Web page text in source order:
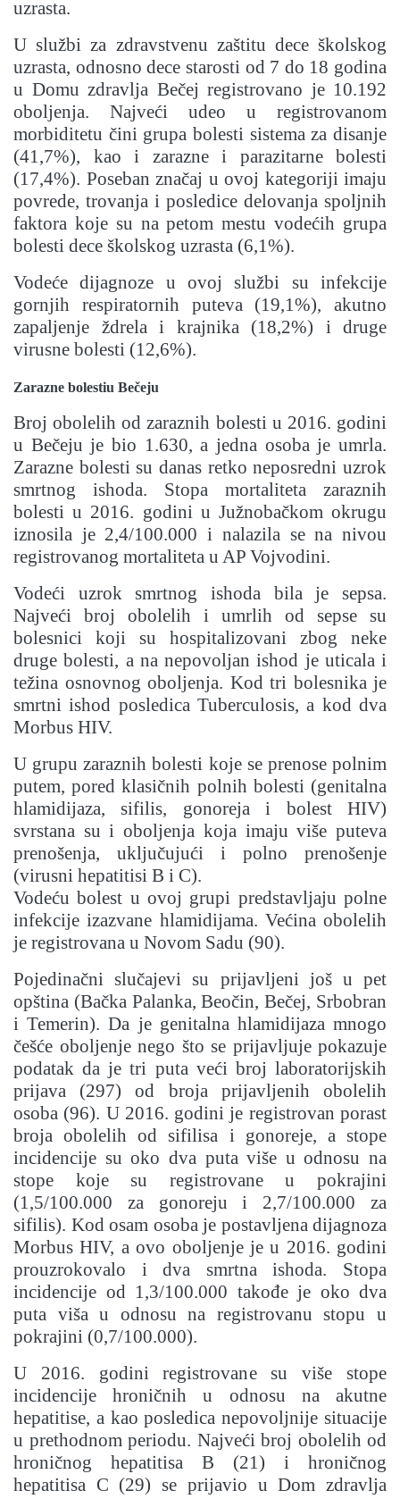
uzrasta.
U službi za zdravstvenu zaštitu dece školskog
uzrasta, odnosno dece starosti od 7 do 18 godina
u Domu zdravlja Bečej registrovano je 10.192
oboljenja. Najveći udeo u registrovanom
morbiditetu čini grupa bolesti sistema za disanje
(41,7%), kao i zarazne i parazitarne bolesti
(17,4%). Poseban značaj u ovoj kategoriji imaju
povrede, trovanja i posledice delovanja spoljnih
faktora koje su na petom mestu vodećih grupa
bolesti dece školskog uzrasta (6,1%).
Vodeće dijagnoze u ovoj službi su infekcije
gornjih respiratornih puteva (19,1%), akutno
zapaljenje ždrela i krajnika (18,2%) i druge
virusne bolesti (12,6%).
Zarazne bolestiu Bečeju
Broj obolelih od zaraznih bolesti u 2016. godini
u Bečeju je bio 1.630, a jedna osoba je umrla.
Zarazne bolesti su danas retko neposredni uzrok
smrtnog ishoda. Stopa mortaliteta zaraznih
bolesti u 2016. godini u Južnobačkom okrugu
iznosila je 2,4/100.000 i nalazila se na nivou
registrovanog mortaliteta u AP Vojvodini.
Vodeći uzrok smrtnog ishoda bila je sepsa.
Najveći broj obolelih i umrlih od sepse su
bolesnici koji su hospitalizovani zbog neke
druge bolesti, a na nepovoljan ishod je uticala i
težina osnovnog oboljenja. Kod tri bolesnika je
smrtni ishod posledica Tuberculosis, a kod dva
Morbus HIV.
U grupu zaraznih bolesti koje se prenose polnim
putem, pored klasičnih polnih bolesti (genitalna
hlamidijaza, sifilis, gonoreja i bolest HIV)
svrstana su i oboljenja koja imaju više puteva
prenošenja, uključujući i polno prenošenje
(virusni hepatitisi B i C).
Vodeću bolest u ovoj grupi predstavljaju polne
infekcije izazvane hlamidijama. Većina obolelih
je registrovana u Novom Sadu (90).
Pojedinačni slučajevi su prijavljeni još u pet
opština (Bačka Palanka, Beočin, Bečej, Srbobran
i Temerin). Da je genitalna hlamidijaza mnogo
češće oboljenje nego što se prijavljuje pokazuje
podatak da je tri puta veći broj laboratorijskih
prijava (297) od broja prijavljenih obolelih
osoba (96). U 2016. godini je registrovan porast
broja obolelih od sifilisa i gonoreje, a stope
incidencije su oko dva puta više u odnosu na
stope koje su registrovane u pokrajini
(1,5/100.000 za gonoreju i 2,7/100.000 za
sifilis). Kod osam osoba je postavljena dijagnoza
Morbus HIV, a ovo oboljenje je u 2016. godini
prouzrokovalo i dva smrtna ishoda. Stopa
incidencije od 1,3/100.000 takođe je oko dva
puta viša u odnosu na registrovanu stopu u
pokrajini (0,7/100.000).
U 2016. godini registrovane su više stope
incidencije hroničnih u odnosu na akutne
hepatitise, a kao posledica nepovoljnije situacije
u prethodnom periodu. Najveći broj obolelih od
hroničnog hepatitisa B (21) i hroničnog
hepatitisa C (29) se prijavio u Dom zdravlja